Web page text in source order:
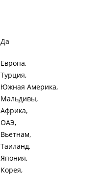
Да
Европа
Турция
Южная Америка
Мальдивы
Африка
ОАЭ
Вьетнам
Таиланд
Япония
Корея